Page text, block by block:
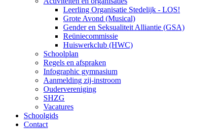
Leerling Organisatie Stedelijk - LOS!
Grote Avond (Musical)
Gender en Seksualiteit Alliantie (GSA)
Reüniecommissie
Huiswerkclub (HWC)
Schoolplan
Regels en afspraken
Infographic gymnasium
Aanmelding zij-instroom
Oudervereniging
SHZG
Vacatures
Schoolgids
Contact